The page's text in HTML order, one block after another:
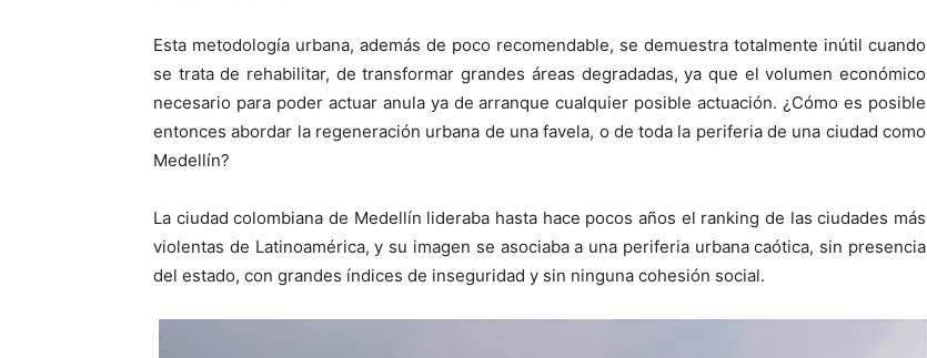
Esta metodología urbana, además de poco recomendable, se demuestra totalmente inútil cuando
se trata de rehabilitar, de transformar grandes áreas degradadas, ya que el volumen económico
necesario para poder actuar anula ya de arranque cualquier posible actuación. ¿Cómo es posible
entonces abordar la regeneración urbana de una favela, o de toda la periferia de una ciudad como
Medellín?
La ciudad colombiana de Medellín lideraba hasta hace pocos años el ranking de las ciudades más
violentas de Latinoamérica, y su imagen se asociaba a una periferia urbana caótica, sin presencia
del estado, con grandes índices de inseguridad y sin ninguna cohesión social.